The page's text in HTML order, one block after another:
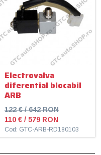
Electrovalva
diferential blocabil
ARB
122 € / 642 RON
110 € / 579 RON
Cod: GTC-ARB-RD180103